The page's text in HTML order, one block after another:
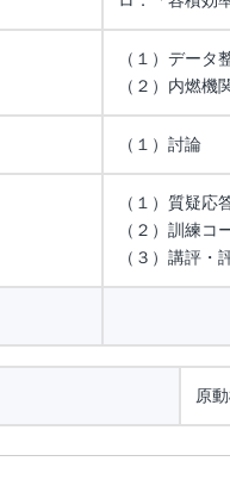
（１）データ
（２）内燃機
（１）討論
（１）質疑応
（２）訓練コ
（３）講評・
原